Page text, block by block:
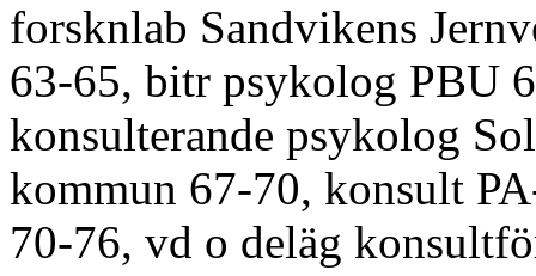
forsknlab Sandvikens
63-65, bitr psykolog PBU
konsulterande psykolog
kommun 67-70, konsult
70-76, vd o deläg